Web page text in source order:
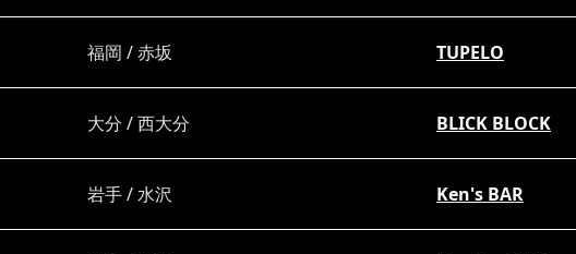
福岡 / 赤坂 TUPELO
大分 / 西大分 BLICK BLOCK
岩手 / 水沢 Ken's BAR